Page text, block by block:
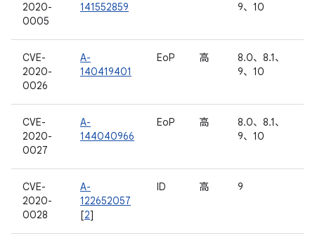
2020-
0005
141552859
9、10
CVE-
2020-
0026
A-
140419401
EoP 高
8.0、8.1、
9、10
CVE-
2020-
0027
A-
144040966
EoP 高
8.0、8.1、
9、10
CVE-
2020-
0028
A-
122652057
[2]
ID 高 9